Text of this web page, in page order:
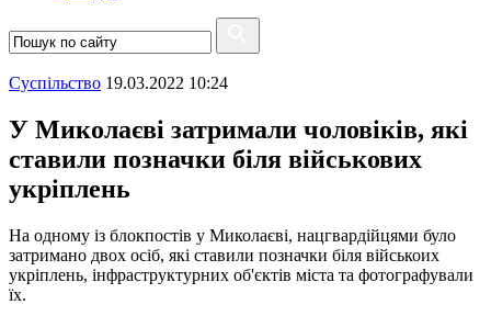
Суспiльство 19.03.2022 10:24
У Миколаєві затримали чоловіків, які
ставили позначки біля військових
укріплень
На одному із блокпостів у Миколаєві, нацгвардійцями було
затримано двох осіб, які ставили позначки біля військоих
укріплень, інфраструктурних об'єктів міста та фотографували
їх.